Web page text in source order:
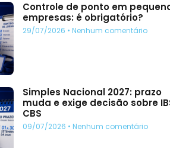
Controle de ponto em
empresas: é obrigatório?
29/07/2026 Nenhum comentário
Simples Nacional 2027: prazo
muda e exige decisão sobre
CBS
09/07/2026 Nenhum comentário